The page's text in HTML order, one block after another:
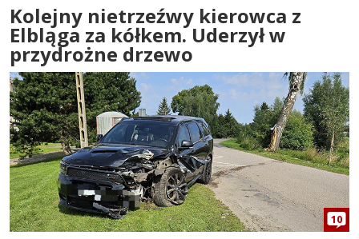
Kolejny nietrzeźwy kierowca z
Elbląga za kółkem. Uderzył w
przydrożne drzewo
10